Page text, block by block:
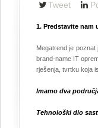
Tweet
1. Predstavite nam
Megatrend je
brand-name IT
rješenja, tvrtku koja
Imamo dva
Tehnološki dio